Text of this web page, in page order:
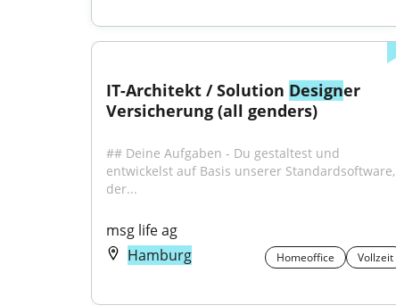
IT-Architekt / Solution Designer
Versicherung (all genders)
## Deine Aufgaben - Du gestaltest und
entwickelst auf Basis unserer Standardsoftware,
der...
msg life ag
Hamburg
Homeoffice Vollzeit